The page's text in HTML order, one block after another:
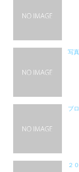
写
ブ
２